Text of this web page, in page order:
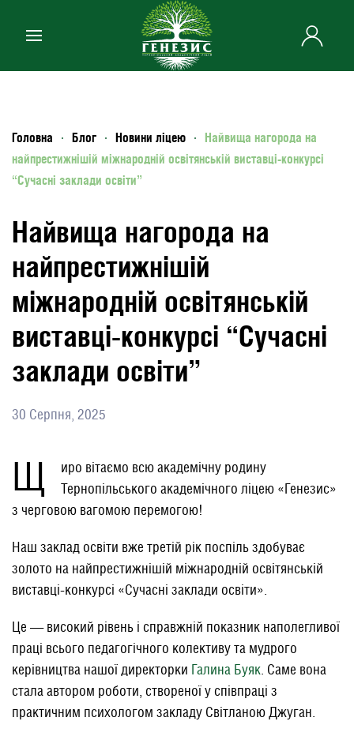
Skip to main content
Головна Блог Новини ліцею
Найвища нагорода на
найпрестижнішій міжнародній освітянській виставці-конкурсі
“Сучасні заклади освіти”
Найвища нагорода на
найпрестижнішій
міжнародній освітянській
виставці-конкурсі “Сучасні
заклади освіти”
30 Серпня, 2025
Щ
иро вітаємо всю академічну родину
Тернопільського академічного ліцею «Генезис»
з черговою вагомою перемогою!
Наш заклад освіти вже третій рік поспіль здобуває
золото на найпрестижнішій міжнародній освітянській
виставці-конкурсі «Сучасні заклади освіти».
Це — високий рівень і справжній показник наполегливої
праці всього педагогічного колективу та мудрого
керівництва нашої директорки Галина Буяк . Саме вона
стала автором роботи, створеної у співпраці з
практичним психологом закладу Світланою Джуган.